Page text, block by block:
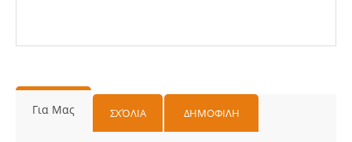
Για Μας ΣΧΌΛΙΑ ΔΗΜΟΦΙΛΗ